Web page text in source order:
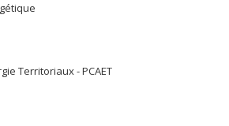
Territoriaux - PCAET